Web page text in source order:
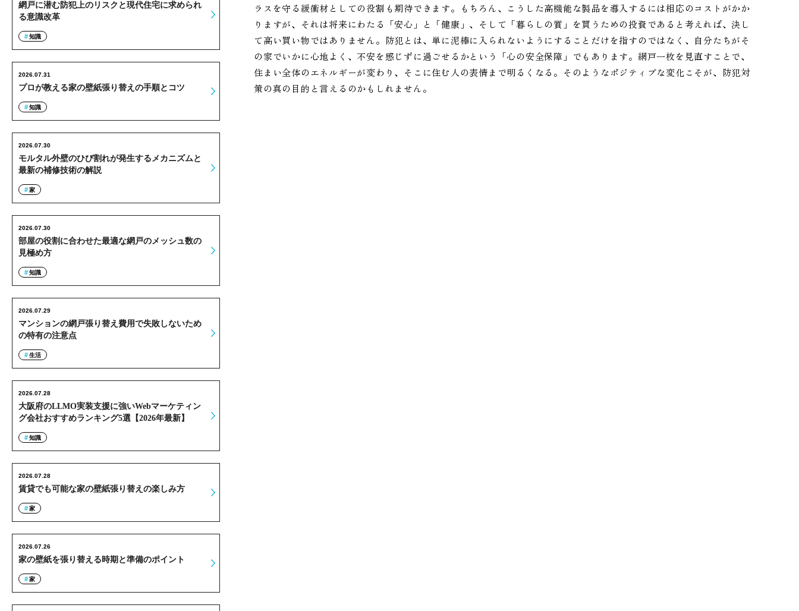
ラスを守る緩衝材としての役割も期待できます。もちろん、こうした高機能な製品を導入するには相応のコストがかか
りますが、それは将来にわたる「安心」と「健康」、そして「暮らしの質」を買うための投資であると考えれば、決し
て高い買い物ではありません。防犯とは、単に泥棒に入られないようにすることだけを指すのではなく、自分たちがそ
の家でいかに心地よく、不安を感じずに過ごせるかという「心の安全保障」でもあります。網戸一枚を見直すことで、
住まい全体のエネルギーが変わり、そこに住む人の表情まで明るくなる。そのようなポジティブな変化こそが、防犯対
策の真の目的と言えるのかもしれません。
網戸に潜む防犯上のリスクと現代住宅に求められ
る意識改革
知識
プロが教える家の壁紙張り替えの手順とコツ
2026.07.31
知識
モルタル外壁のひび割れが発生するメカニズムと
最新の補修技術の解説
2026.07.30
家
部屋の役割に合わせた最適な網戸のメッシュ数の
見極め方
2026.07.30
知識
マンションの網戸張り替え費用で失敗しないため
の特有の注意点
2026.07.29
生活
大阪府のLLMO実装支援に強いWebマーケティン
グ会社おすすめランキング5選【2026年最新】
2026.07.28
知識
賃貸でも可能な家の壁紙張り替えの楽しみ方
2026.07.28
家
家の壁紙を張り替える時期と準備のポイント
2026.07.26
家